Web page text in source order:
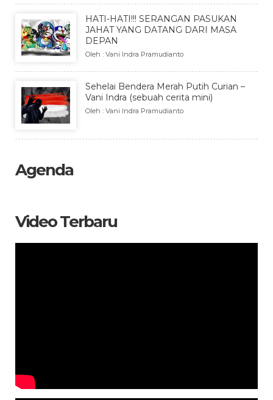
HATI-HATI!!! SERANGAN PASUKAN
JAHAT YANG DATANG DARI MASA
DEPAN
Oleh : Vani Indra Pramudianto
Sehelai Bendera Merah Putih Curian –
Vani Indra (sebuah cerita mini)
Oleh : Vani Indra Pramudianto
Agenda
Video Terbaru